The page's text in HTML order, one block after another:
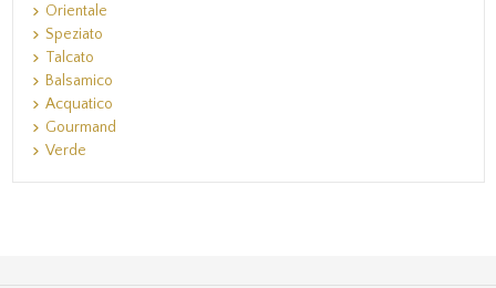
Orientale
Speziato
Talcato
Balsamico
Acquatico
Gourmand
Verde